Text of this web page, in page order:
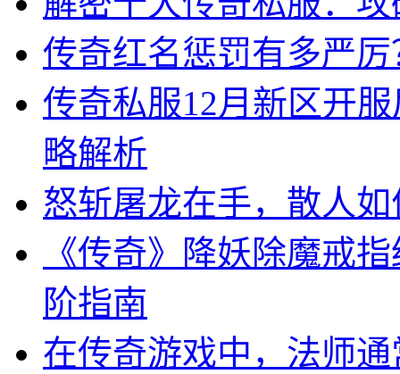
传奇红名惩罚有多严厉
传奇私服12月新区开
略解析
怒斩屠龙在手，散人
《传奇》降妖除魔戒
阶指南
在传奇游戏中，法师